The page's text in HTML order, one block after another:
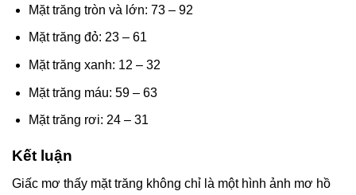
Mặt trăng tròn và lớn: 73 – 92
Mặt trăng đỏ: 23 – 61
Mặt trăng xanh: 12 – 32
Mặt trăng máu: 59 – 63
Mặt trăng rơi: 24 – 31
Kết luận
Giấc mơ thấy mặt trăng không chỉ là một hình ảnh mơ hồ